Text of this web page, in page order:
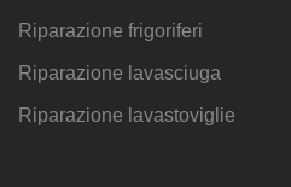
Riparazione frigoriferi
Riparazione lavasciuga
Riparazione lavastoviglie